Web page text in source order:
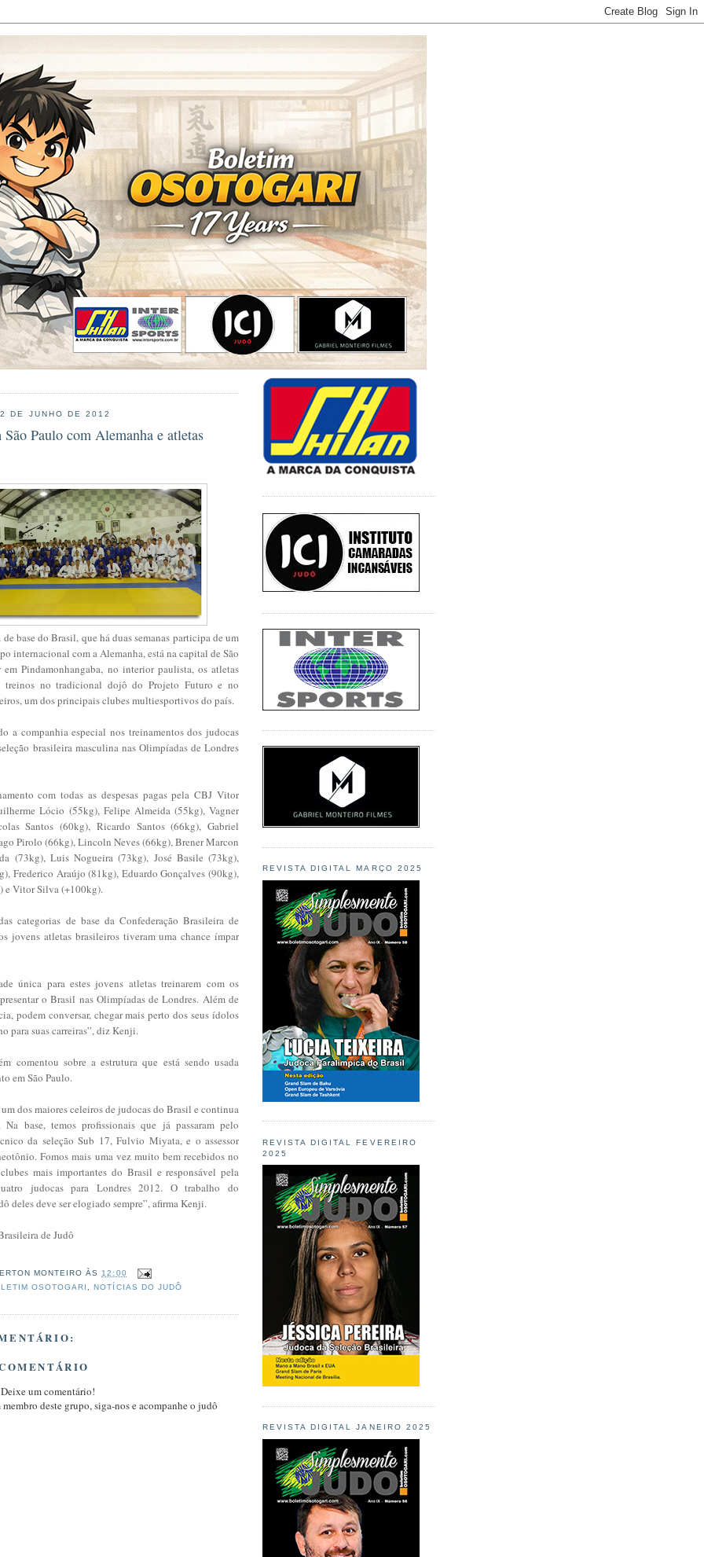
DE JUNHO DE 2012
São Paulo com Alemanha e atletas
base do Brasil, que há duas semanas participa de um
internacional com a Alemanha, está na capital de São
Pindamonhangaba, no interior paulista, os atletas
treinos no tradicional dojô do Projeto Futuro e no
um dos principais clubes multiesportivos do país.
a companhia especial nos treinamentos dos judocas
brasileira masculina nas Olimpíadas de Londres
com todas as despesas pagas pela CBJ Vitor
Lócio (55kg), Felipe Almeida (55kg), Vagner
Santos (60kg), Ricardo Santos (66kg), Gabriel
Pirolo (66kg), Lincoln Neves (66kg), Brener Marcon
(73kg), Luis Nogueira (73kg), José Basile (73kg),
Frederico Araújo (81kg), Eduardo Gonçalves (90kg),
e Vitor Silva (+100kg).
categorias de base da Confederação Brasileira de
jovens atletas brasileiros tiveram uma chance ímpar
única para estes jovens atletas treinarem com os
o Brasil nas Olimpíadas de Londres. Além de
podem conversar, chegar mais perto dos seus ídolos
para suas carreiras”, diz Kenji.
comentou sobre a estrutura que está sendo usada
em São Paulo.
dos maiores celeiros de judocas do Brasil e continua
Na base, temos profissionais que já passaram pelo
da seleção Sub 17, Fulvio Miyata, e o assessor
Fomos mais uma vez muito bem recebidos no
mais importantes do Brasil e responsável pela
judocas para Londres 2012. O trabalho do
deles deve ser elogiado sempre”, afirma Kenji.
de Judô
MONTEIRO ÀS12:00
OSOTOGARI ,NOTÍCIAS DO JUDÔ
um comentário!
deste grupo, siga-nos e acompanhe o judô
REVISTA DIGITAL MARÇO 2025
REVISTA DIGITAL FEVEREIRO
2025
REVISTA DIGITAL JANEIRO 2025